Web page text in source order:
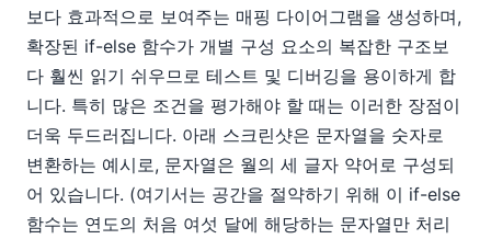
보다 효과적으로 보여주는 매핑 다이어그램을 생성하며,
확장된 if-else 함수가 개별 구성 요소의 복잡한 구조보
다 훨씬 읽기 쉬우므로 테스트 및 디버깅을 용이하게 합
니다. 특히 많은 조건을 평가해야 할 때는 이러한 장점이
더욱 두드러집니다. 아래 스크린샷은 문자열을 숫자로
변환하는 예시로, 문자열은 월의 세 글자 약어로 구성되
어 있습니다. (여기서는 공간을 절약하기 위해 이 if-else
함수는 연도의 처음 여섯 달에 해당하는 문자열만 처리